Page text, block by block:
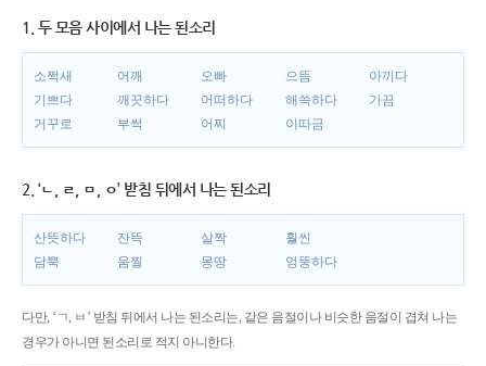
1. 두 모음 사이에서 나는 된소리
소쩍새 어깨 오빠 으뜸
아끼다
기쁘다
깨끗하다 어떠하다 해쓱하다
가끔
거꾸로
부썩 어찌 이따금
2. ‘ㄴ, ㄹ, ㅁ, ㅇ’ 받침 뒤에서 나는 된소리
산뜻하다 잔뜩 살짝
훨씬
담뿍
움찔 몽땅 엉뚱하다
다만, ‘ㄱ, ㅂ’ 받침 뒤에서 나는 된소리는, 같은 음절이나 비슷한 음절이 겹쳐 나는
경우가 아니면 된소리로 적지 아니한다.